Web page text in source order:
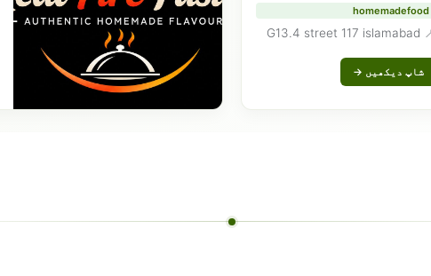
homemadefood
📍 G13.4
شاپ دیکھیں →